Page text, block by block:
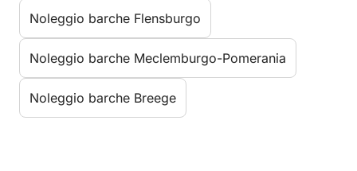
Noleggio barche Flensburgo
Noleggio barche Meclemburgo-Pomerania
Noleggio barche Breege